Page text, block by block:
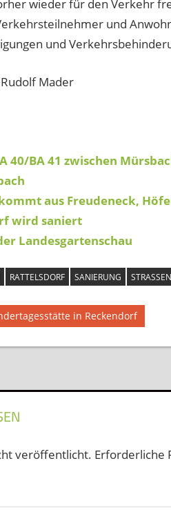
wieder für den Verkehr
und
und
Mader
40/BA 41 zwischen
aus Freudeneck,
wird saniert
Landesgartenschau
RATTELSDORF SANIERUNG
in Reckendorf
veröffentlicht. Erforderliche